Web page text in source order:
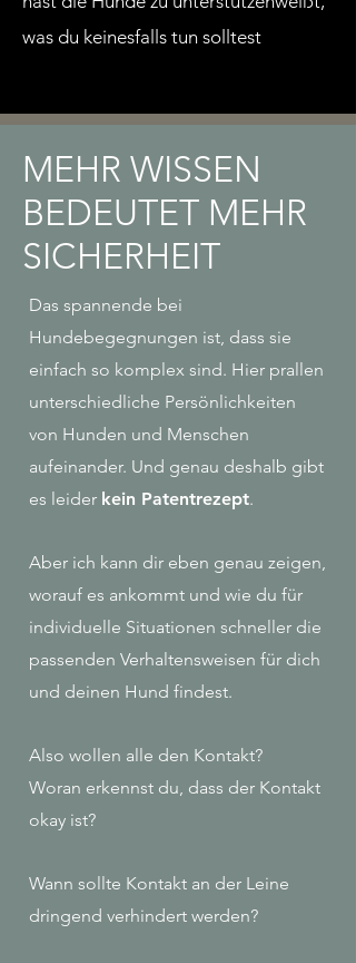
was du keinesfalls tun solltest
MEHR WISSEN
BEDEUTET MEHR
SICHERHEIT
Das spannende bei
Hundebegegnungen ist, dass sie
einfach so komplex sind. Hier prallen
unterschiedliche Persönlichkeiten
von Hunden und Menschen
aufeinander. Und genau deshalb gibt
es leider kein Patentrezept.
Aber ich kann dir eben genau zeigen,
worauf es ankommt und wie du für
individuelle Situationen schneller die
passenden Verhaltensweisen für dich
und deinen Hund findest.
Also wollen alle den Kontakt?
Woran erkennst du, dass der Kontakt
okay ist?
Wann sollte Kontakt an der Leine
dringend verhindert werden?